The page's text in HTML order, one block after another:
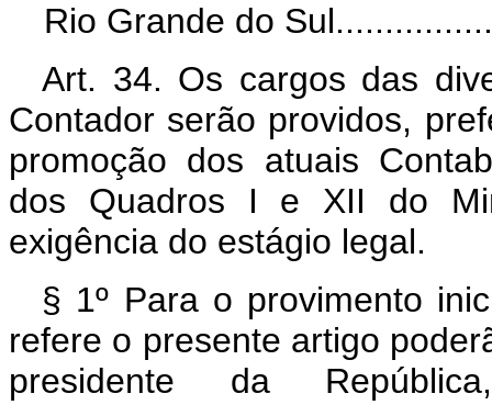
Rio Grande do
Art. 34. Os cargos das
Contador serão providos,
promoção dos atuais
dos Quadros I e XII do
exigência do estágio legal.
§ 1º Para o provimento
refere o presente artigo
presidente da